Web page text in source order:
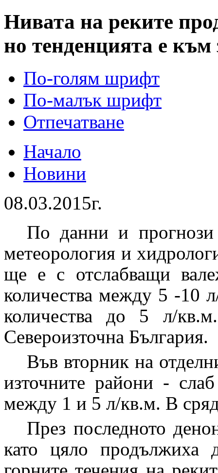
Нивата на реките
но тенденцията е към
По-голям шрифт
По-малък шрифт
Отпечатване
Начало
Новини
08.03.2015г.
По данни и
метеорология и
ще е с отслабващи
количества между 5 -10
количества до 5 л/
Североизточна България.
Във вторник на
източните райони -
между 1 и 5 л/кв.м. В
През последното
като цяло продължиха